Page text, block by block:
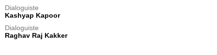
Dialoguiste
Kashyap Kapoor
Dialoguiste
Raghav Raj Kakker